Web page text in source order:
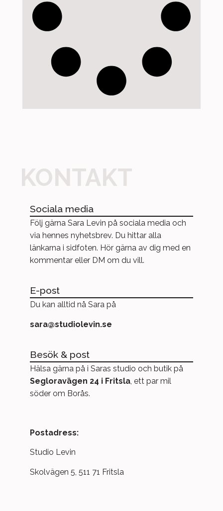
KONTAKT
Sociala media
Följ gärna Sara Levin på sociala media och
via hennes nyhetsbrev. Du hittar alla
länkarna i sidfoten. Hör gärna av dig med en
kommentar eller DM om du vill.
E-post
Du kan alltid nå Sara på
sara@studiolevin.se
Besök & post
Hälsa gärna på i Saras studio och butik på
Segloravägen 24 i Fritsla, ett par mil
söder om Borås.
Postadress:
Studio Levin
Skolvägen 5, 511 71 Fritsla